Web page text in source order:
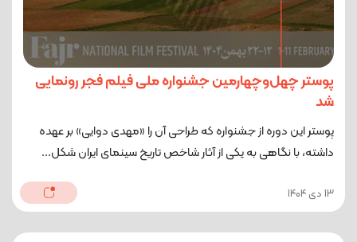
پوستر چهل‌وچهارمین جشنواره ملی فیلم فجر رونمایی
شد
پوستر این دوره از جشنواره که طراحی آن را «مهدی دوایی» بر عهده
داشته، با نگاهی به یکی از آثار شاخص تاریخ سینمای ایران شکل...
13 دی 1404